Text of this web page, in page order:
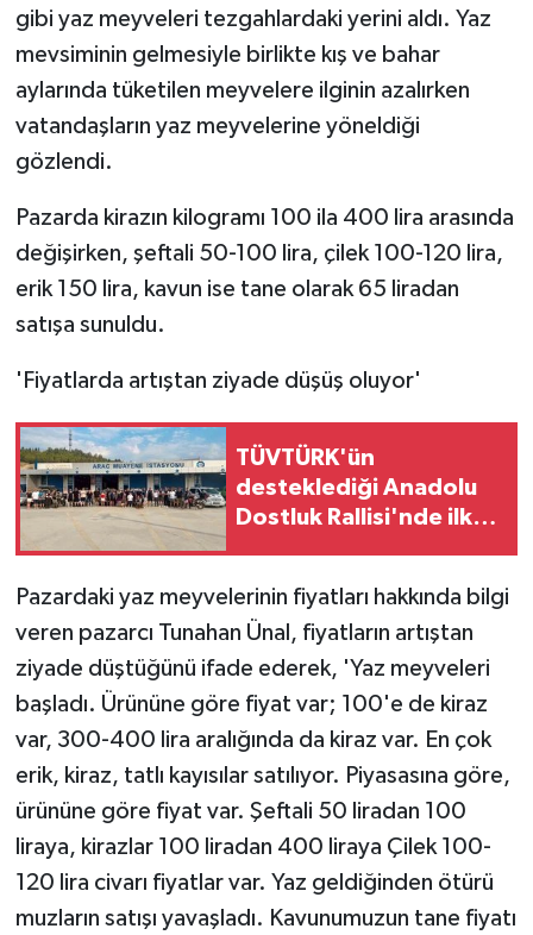
gibi yaz meyveleri tezgahlardaki yerini aldı. Yaz
mevsiminin gelmesiyle birlikte kış ve bahar
aylarında tüketilen meyvelere ilginin azalırken
vatandaşların yaz meyvelerine yöneldiği
gözlendi.
Pazarda kirazın kilogramı 100 ila 400 lira arasında
değişirken, şeftali 50-100 lira, çilek 100-120 lira,
erik 150 lira, kavun ise tane olarak 65 liradan
satışa sunuldu.
'Fiyatlarda artıştan ziyade düşüş oluyor'
TÜVTÜRK'ün
desteklediği Anadolu
Dostluk Rallisi'nde ilk
Pazardaki yaz meyvelerinin fiyatları hakkında bilgi
veren pazarcı Tunahan Ünal, fiyatların artıştan
ziyade düştüğünü ifade ederek, 'Yaz meyveleri
başladı. Ürününe göre fiyat var; 100'e de kiraz
var, 300-400 lira aralığında da kiraz var. En çok
erik, kiraz, tatlı kayısılar satılıyor. Piyasasına göre,
ürününe göre fiyat var. Şeftali 50 liradan 100
liraya, kirazlar 100 liradan 400 liraya Çilek 100-
120 lira civarı fiyatlar var. Yaz geldiğinden ötürü
muzların satışı yavaşladı. Kavunumuzun tane fiyatı
HABERDE İNSAN
İş Dünyası
Jandarma
Kadın
Otomobil
POLİTİKA
Sağlık
SİYASET
SPOR HABERLERİ
TEKNOLOJİ
Turizm
ÜLKE GÜNDEMİ